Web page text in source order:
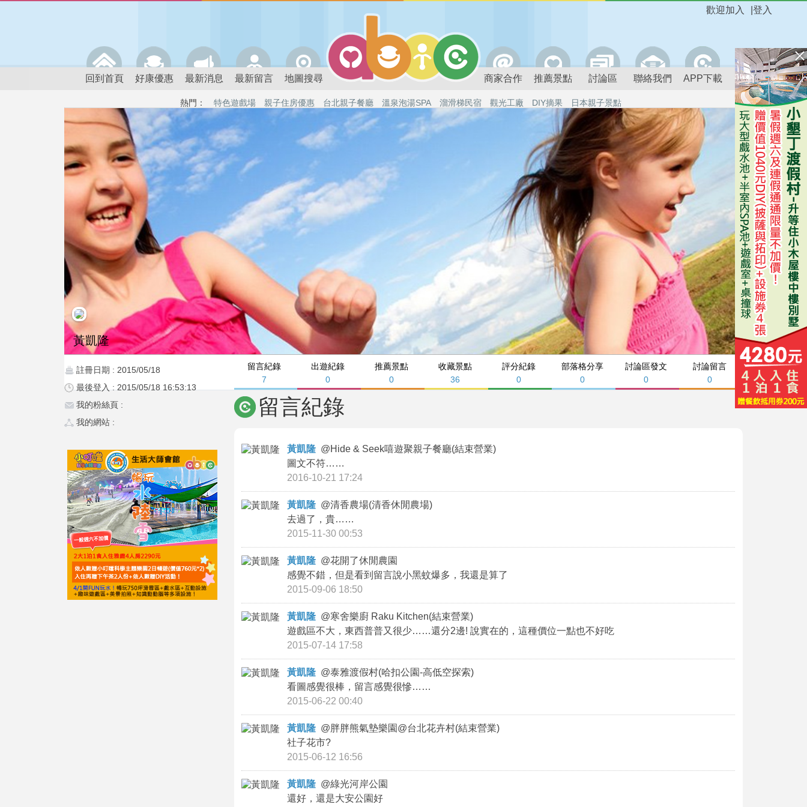
登入
歡迎加入
回到首頁 好康優惠 最新消息 最新留言 地圖搜尋 商家合作 推薦景點 討論區 聯絡我們 APP下載
熱門： 特色遊戲場 親子住房優惠 台北親子餐廳 溫泉泡湯SPA 溜滑梯民宿 觀光工廠 DIY摘果 日本親子景點
留言紀錄
7
出遊紀錄
0
推薦景點
0
收藏景點
36
評分紀錄
0
部落格分享
0
討論區發文
0
討論留言
0
黃凱隆
註冊日期 : 2015/05/18
最後登入 : 2015/05/18 16:53:13
我的粉絲頁 :
我的網站 :
留言紀錄
黃凱隆 @Hide & Seek嘻遊聚親子餐廳(結束營業)
圖文不符……
2016-10-21 17:24
黃凱隆 @清香農場(清香休閒農場)
去過了，貴……
2015-11-30 00:53
黃凱隆 @花開了休閒農園
感覺不錯，但是看到留言說小黑蚊爆多，我還是算了
2015-09-06 18:50
黃凱隆 @寒舍樂廚 Raku Kitchen(結束營業)
遊戲區不大，東西普普又很少……還分2邊! 說實在的，這種價位一點也不好吃
2015-07-14 17:58
黃凱隆 @泰雅渡假村(哈扣公園-高低空探索)
看圖感覺很棒，留言感覺很慘……
2015-06-22 00:40
黃凱隆 @ 胖胖熊氣墊樂園@台北花卉村(結束營業)
社子花市?
2015-06-12 16:56
黃凱隆 @綠光河岸公園
還好，還是大安公園好